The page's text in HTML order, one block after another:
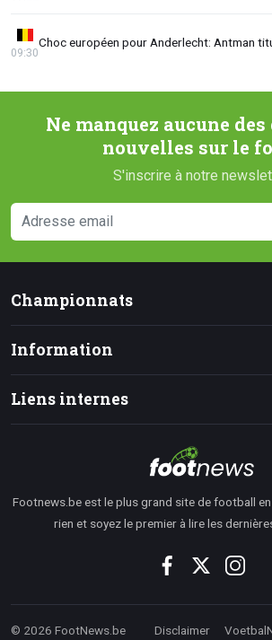
Choc européen pour Anderlecht: Antman
09:30
Ne manquez aucune
nouvelles sur le
S'inscrire à notre
Championnats
Information
Liens internes
Footnews.be est le plus grand site de football en
rien et soyez le premier à lire les
© 2026 FootNews.be Disclaimer